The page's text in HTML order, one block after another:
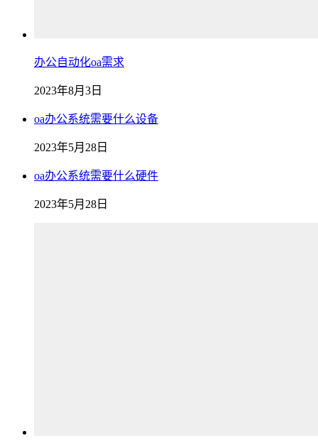
办公自动化oa需求
2023年8月3日
oa办公系统需要什么设备
2023年5月28日
oa办公系统需要什么硬件
2023年5月28日